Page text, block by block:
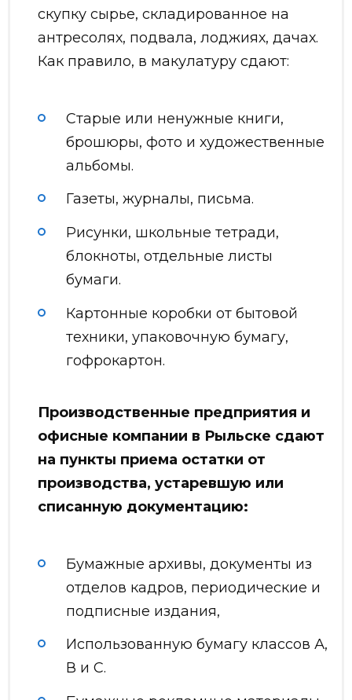
скупку сырье, складированное на
антресолях, подвала, лоджиях, дачах.
Как правило, в макулатуру сдают:
Старые или ненужные книги,
брошюры, фото и художественные
альбомы.
Газеты, журналы, письма.
Рисунки, школьные тетради,
блокноты, отдельные листы
бумаги.
Картонные коробки от бытовой
техники, упаковочную бумагу,
гофрокартон.
Производственные предприятия и
офисные компании в Рыльске сдают
на пункты приема остатки от
производства, устаревшую или
списанную документацию:
Бумажные архивы, документы из
отделов кадров, периодические и
подписные издания,
Использованную бумагу классов А,
В и С.